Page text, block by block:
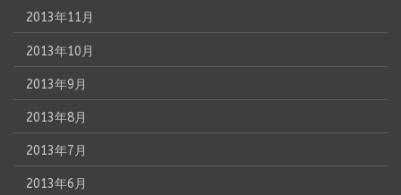
2013年11月
2013年10月
2013年9月
2013年8月
2013年7月
2013年6月